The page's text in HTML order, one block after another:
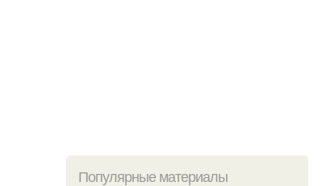
Популярные материалы